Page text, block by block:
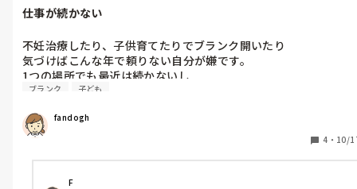
仕事が続かない
不妊治療したり、子供育てたりでブランク開いたり
気づけばこんな年で頼りない自分が嫌です。
1つの場所でも最近は続かないし
子供も小さいし稼がなきゃだし、シンママではないですが。
ブランク 子ども
fandogh
4 ・ 10/
F